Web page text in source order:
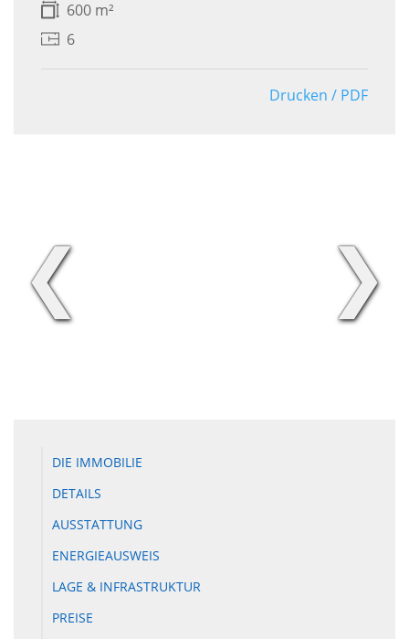
600 m²
6
Drucken / PDF
❮ ❯
DIE IMMOBILIE
DETAILS
AUSSTATTUNG
ENERGIEAUSWEIS
LAGE & INFRASTRUKTUR
PREISE